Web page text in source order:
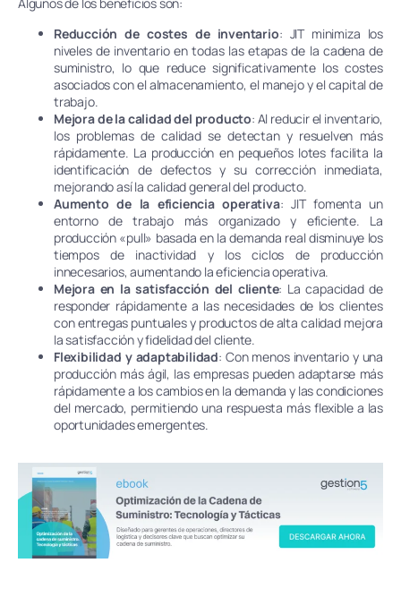
Algunos de los beneficios son:
Reducción de costes de inventario: JIT minimiza los
niveles de inventario en todas las etapas de la cadena de
suministro, lo que reduce significativamente los costes
asociados con el almacenamiento, el manejo y el capital de
trabajo.
Mejora de la calidad del producto: Al reducir el inventario,
los problemas de calidad se detectan y resuelven más
rápidamente. La producción en pequeños lotes facilita la
identificación de defectos y su corrección inmediata,
mejorando así la calidad general del producto.
Aumento de la eficiencia operativa: JIT fomenta un
entorno de trabajo más organizado y eficiente. La
producción «pull» basada en la demanda real disminuye los
tiempos de inactividad y los ciclos de producción
innecesarios, aumentando la eficiencia operativa.
Mejora en la satisfacción del cliente: La capacidad de
responder rápidamente a las necesidades de los clientes
con entregas puntuales y productos de alta calidad mejora
la satisfacción y fidelidad del cliente.
Flexibilidad y adaptabilidad: Con menos inventario y una
producción más ágil, las empresas pueden adaptarse más
rápidamente a los cambios en la demanda y las condiciones
del mercado, permitiendo una respuesta más flexible a las
oportunidades emergentes.